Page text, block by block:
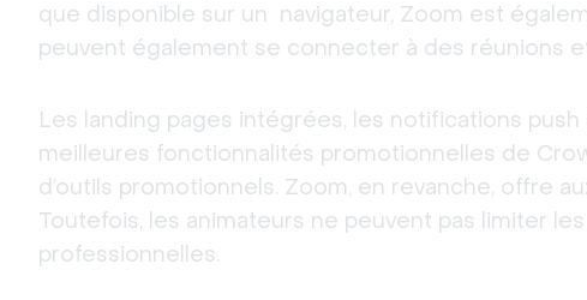
que disponible sur un  navigateur, Zoom est
peuvent également se connecter à des réunions
Les landing pages intégrées, les notifications
meilleures fonctionnalités promotionnelles de
d’outils promotionnels. Zoom, en revanche, offre
Toutefois, les animateurs ne peuvent pas limiter
professionnelles.